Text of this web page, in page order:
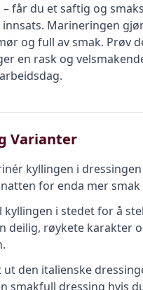
– får du et saftig og
Marineringen
og full av smak. Prøv
en rask og
Varianter
kyllingen i
for enda mer
kyllingen i stedet for å
deilig, røykete karakter
ut den italienske
smakfull dressing hvis